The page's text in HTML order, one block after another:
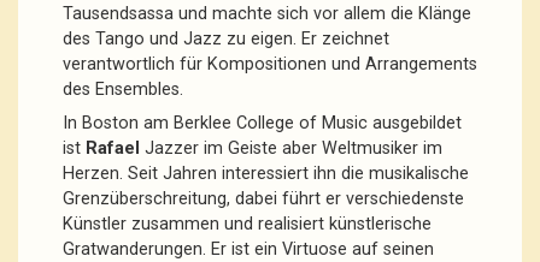
Tausendsassa und machte sich vor allem die Klänge
des Tango und Jazz zu eigen. Er zeichnet
verantwortlich für Kompositionen und Arrangements
des Ensembles.
In Boston am Berklee College of Music ausgebildet
ist Rafael Jazzer im Geiste aber Weltmusiker im
Herzen. Seit Jahren interessiert ihn die musikalische
Grenzüberschreitung, dabei führt er verschiedenste
Künstler zusammen und realisiert künstlerische
Gratwanderungen. Er ist ein Virtuose auf seinen